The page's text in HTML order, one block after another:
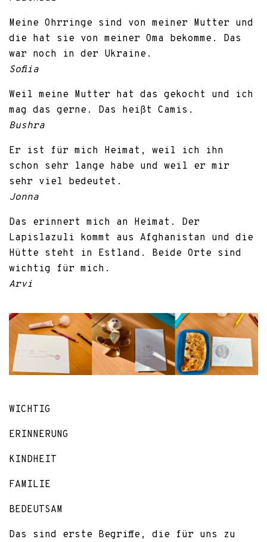
Meine Ohrringe sind von meiner Mutter und
die hat sie von meiner Oma bekomme. Das
war noch in der Ukraine.
Sofiia
Weil meine Mutter hat das gekocht und ich
mag das gerne. Das heißt Camis.
Bushra
Er ist für mich Heimat, weil ich ihn
schon sehr lange habe und weil er mir
sehr viel bedeutet.
Jonna
Das erinnert mich an Heimat. Der
Lapislazuli kommt aus Afghanistan und die
Hütte steht in Estland. Beide Orte sind
wichtig für mich.
Arvi
WICHTIG
ERINNERUNG
KINDHEIT
FAMILIE
BEDEUTSAM
Das sind erste Begriffe, die für uns zu